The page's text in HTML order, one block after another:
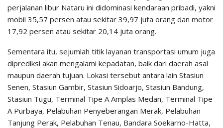
perjalanan libur Nataru ini didominasi kendaraan pribadi, yakni
mobil 35,57 persen atau sekitar 39,97 juta orang dan motor
17,92 persen atau sekitar 20,14 juta orang.
Sementara itu, sejumlah titik layanan transportasi umum juga
diprediksi akan mengalami kepadatan, baik dari daerah asal
maupun daerah tujuan. Lokasi tersebut antara lain Stasiun
Senen, Stasiun Gambir, Stasiun Sidoarjo, Stasiun Bandung,
Stasiun Tugu, Terminal Tipe A Amplas Medan, Terminal Tipe
A Purbaya, Pelabuhan Penyeberangan Merak, Pelabuhan
Tanjung Perak, Pelabuhan Tenau, Bandara Soekarno-Hatta,